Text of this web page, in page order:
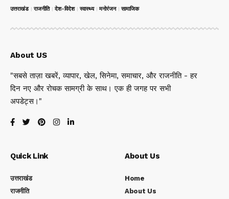
उत्तराखंड राजनीति देश-विदेश स्वास्थ्य मनोरंजन सामाजिक
About US
"सबसे ताज़ा खबरें, व्यापार, खेल, सिनेमा, समाचार, और राजनीति - हर
दिन नए और रोचक सामग्री के साथ। एक ही जगह पर सभी
अपडेट्स।"
Quick Link
उत्तराखंड
राजनीति
About Us
Home
About Us